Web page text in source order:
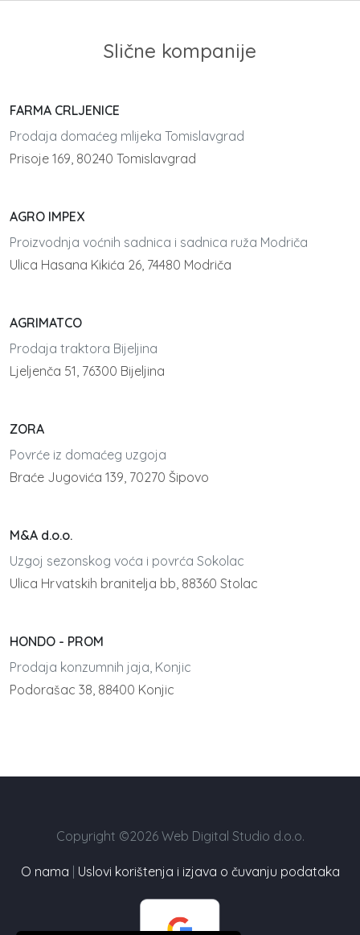
Slične kompanije
FARMA CRLJENICE
Prodaja domaćeg mlijeka Tomislavgrad
Prisoje 169, 80240 Tomislavgrad
AGRO IMPEX
Proizvodnja voćnih sadnica i sadnica ruža Modriča
Ulica Hasana Kikića 26, 74480 Modriča
AGRIMATCO
Prodaja traktora Bijeljina
Ljeljenča 51, 76300 Bijeljina
ZORA
Povrće iz domaćeg uzgoja
Braće Jugovića 139, 70270 Šipovo
M&A d.o.o.
Uzgoj sezonskog voća i povrća Sokolac
Ulica Hrvatskih branitelja bb, 88360 Stolac
HONDO - PROM
Prodaja konzumnih jaja, Konjic
Podorašac 38, 88400 Konjic
Copyright ©2026 Web Digital Studio d.o.o.
O nama Uslovi korištenja i izjava o čuvanju podataka